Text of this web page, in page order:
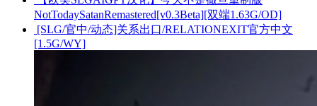
NotTodaySatanRemastered[v0.3Beta][双端1.63G/OD]
[SLG/官中/动态]关系出口/RELATIONEXIT官方中文
[1.5G/WY]